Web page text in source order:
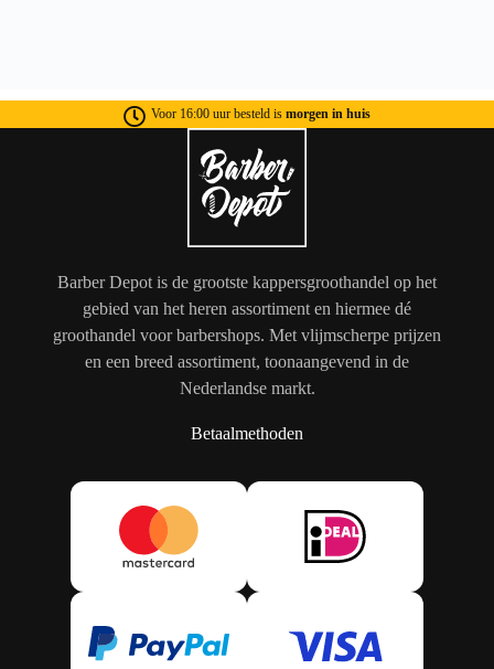
Voor 16:00 uur besteld is morgen in huis
Barber Depot is de grootste kappersgroothandel op het
gebied van het heren assortiment en hiermee dé
groothandel voor barbershops. Met vlijmscherpe prijzen
en een breed assortiment, toonaangevend in de
Nederlandse markt.
Betaalmethoden